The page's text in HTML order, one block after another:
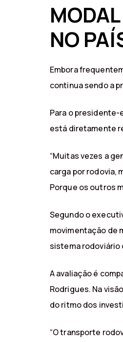
NO
Embora
continua sendo a
Para o presidente-
está diretamente
“Muitas vezes a
carga por rodovia,
Porque os outros
Segundo o
movimentação de
sistema rodoviário
A avaliação é
Rodrigues. Na
do ritmo dos
“O transporte